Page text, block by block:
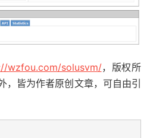
wzfou.com/solusvm/，版权所
，皆为作者原创文章，可自由引